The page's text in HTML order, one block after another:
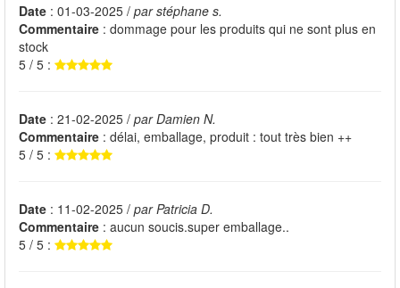
Date : 01-03-2025 / par stéphane s.
Commentaire : dommage pour les produits qui ne sont plus en
stock
5 / 5 :
Date : 21-02-2025 / par Damien N.
Commentaire : délai, emballage, produit : tout très bien ++
5 / 5 :
Date : 11-02-2025 / par Patricia D.
Commentaire : aucun soucis.super emballage..
5 / 5 :